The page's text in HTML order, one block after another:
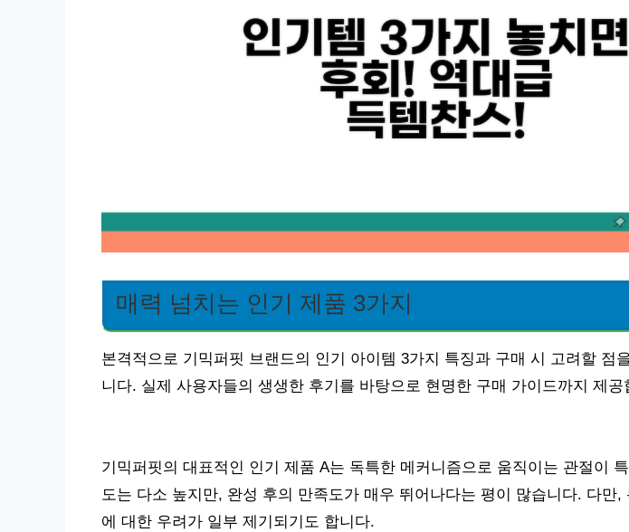
매력 넘치는 인기 제품 3가지
본격적으로 기믹퍼핏 브랜드의 인기 아이템 3가지 특징과 구매 시 고려할 점
니다. 실제 사용자들의 생생한 후기를 바탕으로 현명한 구매 가이드까지 제공
기믹퍼핏의 대표적인 인기 제품 A는 독특한 메커니즘으로 움직이는 관절이
도는 다소 높지만, 완성 후의 만족도가 매우 뛰어나다는 평이 많습니다. 다만,
에 대한 우려가 일부 제기되기도 합니다.